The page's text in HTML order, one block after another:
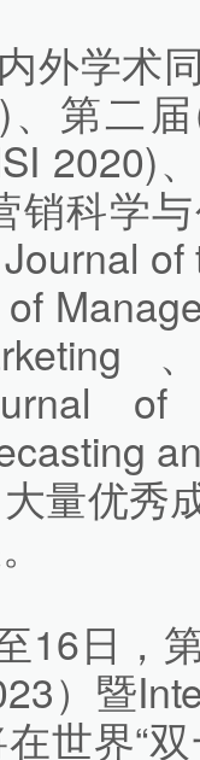
外学术
第二
2020)
销科学
of
量优秀
16日，
）暨
世界“